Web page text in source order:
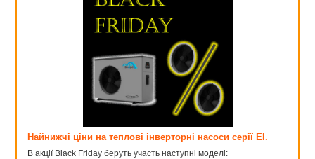
Найнижчі ціни на теплові інверторні насоси серії EI.
В акції Black Friday беруть участь наступні моделі: